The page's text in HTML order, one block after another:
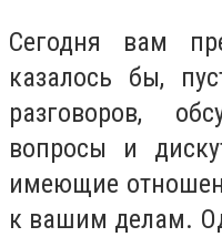
Сегодня вам
казалось бы,
разговоров,
вопросы и
имеющие
к вашим делам.